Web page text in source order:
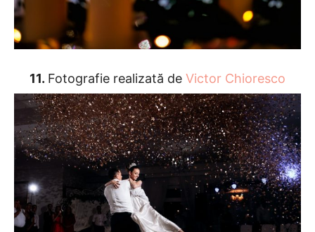
11. Fotografie realizată de Victor Chioresco